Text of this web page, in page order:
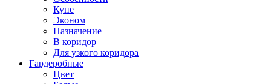
Купе
Эконом
Назначение
В коридор
Для узкого коридора
Гардеробные
Цвет